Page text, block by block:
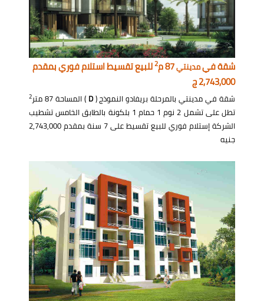
شقة فيمدينتي 2للبيع تقسيط استلام فوري بمقدم
2,743,000 ج
شقة في مدينتي بالمرحلة بريفادو النموذج (D ) المساحة 87 متر 2
تطل على تشمل 2 نوم 1 حمام 1 بلكونة بالطابق الخامس تشطيب
الشركة إستلام فوري للبيع تقسيط على 7 سنة بمقدم 2,743,000
جنيه